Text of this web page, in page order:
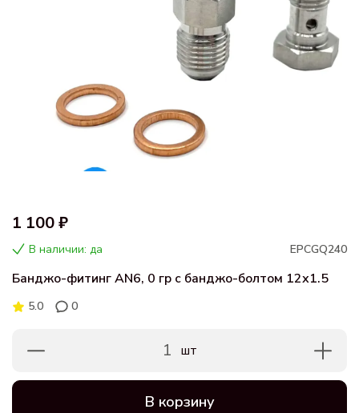
1 100 ₽
В наличии: да EPCGQ240
Банджо-фитинг AN6, 0 гр с банджо-болтом 12х1.5
5.0 0
1 шт
В корзину